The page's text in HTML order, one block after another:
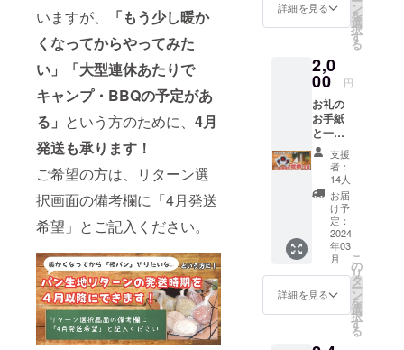
いますが、
「もう少し暖か
くなってからやってみた
い」「大型連休あたりで
キャンプ・BBQの予定があ
る」 という方のために、 4月
発送も承ります！
ご希望の方は、リターン選
択画面の備考欄に「4月発送
希望」とご記入ください。
などのアウ
の楽しさを
広めていき
たいと考え
ています。
「まき
リン」
の可愛
ホル
ダーを
お送り
しま
す。 ・
オリジ
ナルス
テッ
カー 1
枚 メヤ
マキロ
ゴマー
ク入
り、サ
イズ：
75mm
×
詳細を見る ン
を
選
択
す
る
2,0
00 円
お礼の
お手紙
と一緒
にメヤ
マキの
オリジ
ナルス
テッ
カー
と、
「白神
焙煎珈
琲」炭
焼コー
ヒー
バッ
支援
者：
14人
お届
け予
定：
2024
年03
月
詳細を見る
こ
の
リ
タ
ー
ン
を
選
択
す
る